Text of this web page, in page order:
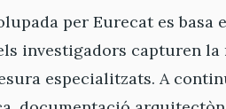
per Eurecat es
investigadors capturen la
especialitzats. A